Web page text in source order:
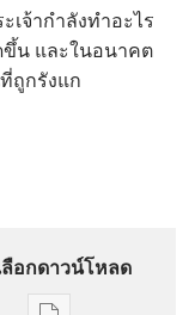
เจ้ากำลังทำอะไร
ขึ้น และในอนาคต
ถูกรังแก
ลือกดาวน์โหลด